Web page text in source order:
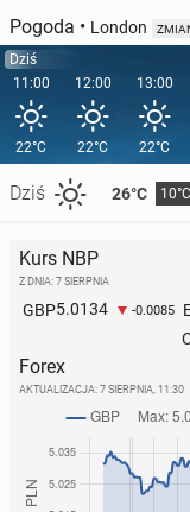
Pogoda • London
Dziś
11:00
22°C
Dziś 26°C 10°C
12:00
22°C
13:00
22°C
Kurs NBP
Z DNIA: 7 SIERPNIA
GBP5.0134 -0.0085
Forex
AKTUALIZACJA: 7 SIERPNIA, 11:30